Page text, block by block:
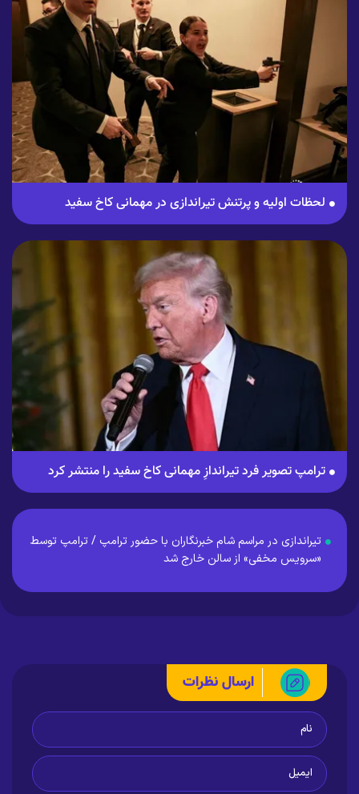
لحظات اولیه و پرتنش تیراندازی در مهمانی کاخ سفید
ترامپ تصویر فرد تیراندازِ مهمانی کاخ سفید را منتشر کرد
تیراندازی در مراسم شام خبرنگاران با حضور ترامپ / ترامپ توسط
«سرویس مخفی» از سالن خارج شد
ارسال نظرات